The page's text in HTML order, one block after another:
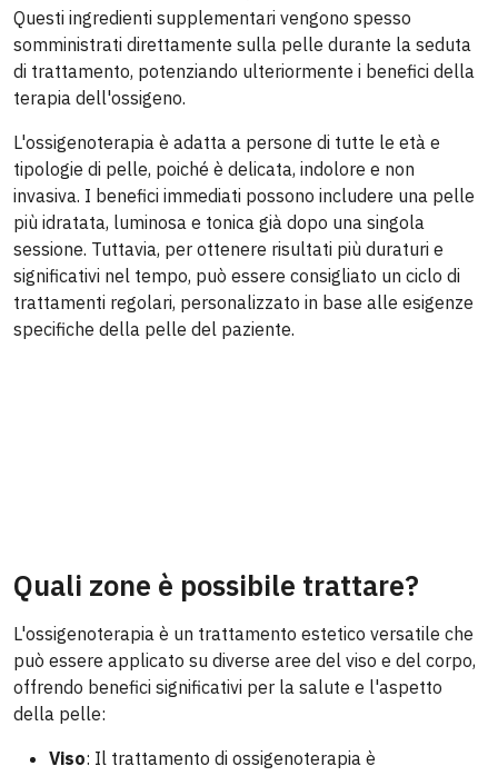
Questi ingredienti supplementari vengono spesso
somministrati direttamente sulla pelle durante la seduta
di trattamento, potenziando ulteriormente i benefici della
terapia dell'ossigeno.
L'ossigenoterapia è adatta a persone di tutte le età e
tipologie di pelle, poiché è delicata, indolore e non
invasiva. I benefici immediati possono includere una pelle
più idratata, luminosa e tonica già dopo una singola
sessione. Tuttavia, per ottenere risultati più duraturi e
significativi nel tempo, può essere consigliato un ciclo di
trattamenti regolari, personalizzato in base alle esigenze
specifiche della pelle del paziente.
Quali zone è possibile trattare?
L'ossigenoterapia è un trattamento estetico versatile che
può essere applicato su diverse aree del viso e del corpo,
offrendo benefici significativi per la salute e l'aspetto
della pelle:
Viso: Il trattamento di ossigenoterapia è